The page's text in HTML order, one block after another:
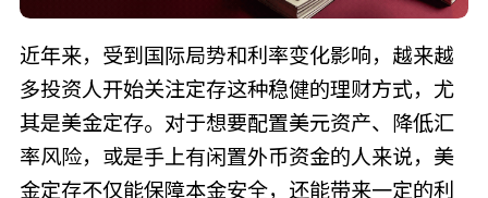
近年来，受到国际局势和利率变化影响，越来越
多投资人开始关注定存这种稳健的理财方式，尤
其是美金定存。对于想要配置美元资产、降低汇
率风险，或是手上有闲置外币资金的人来说，美
金定存不仅能保障本金安全，还能带来一定的利